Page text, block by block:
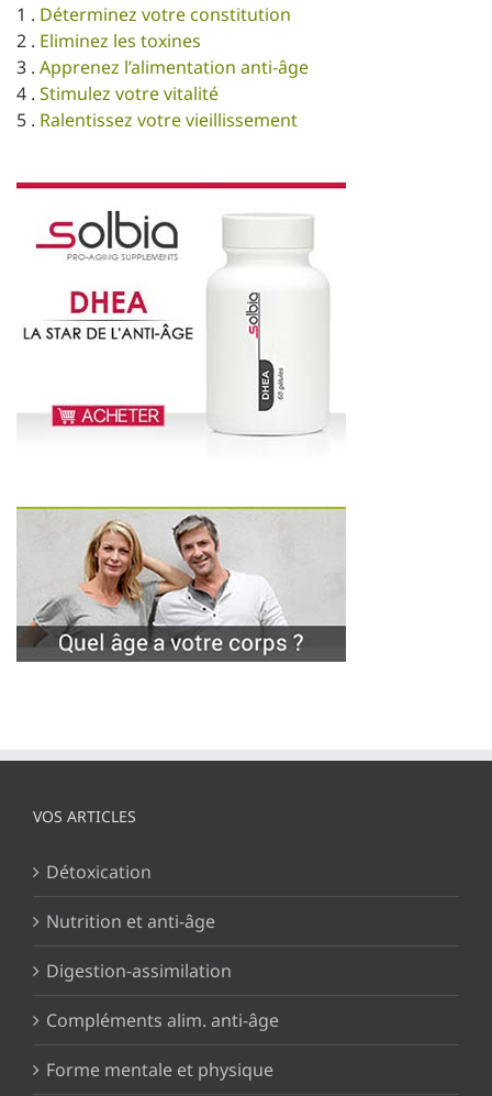
1 . Déterminez votre constitution
2 . Eliminez les toxines
3 . Apprenez l’alimentation anti-âge
4 . Stimulez votre vitalité
5 . Ralentissez votre vieillissement
VOS ARTICLES
Détoxication
Nutrition et anti-âge
Digestion-assimilation
Compléments alim. anti-âge
Forme mentale et physique